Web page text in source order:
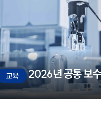
교육 2026년 공통 보